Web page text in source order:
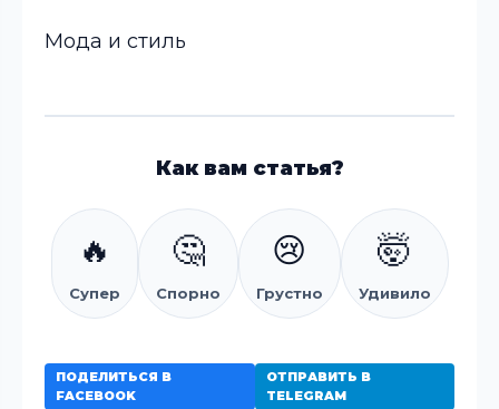
Мода и стиль
Как вам статья?
🔥
Супер
🤔
Спорно
😢
Грустно
🤯
Удивило
ПОДЕЛИТЬСЯ В
FACEBOOK
ОТПРАВИТЬ В
TELEGRAM